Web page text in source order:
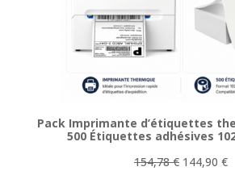
Pack Imprimante d’étiquettes
500 Étiquettes adhésives
154,78€ Le
144,90 €Le